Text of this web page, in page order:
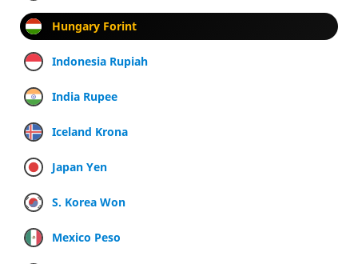
Hungary Forint
Indonesia Rupiah
India Rupee
Iceland Krona
Japan Yen
S. Korea Won
Mexico Peso